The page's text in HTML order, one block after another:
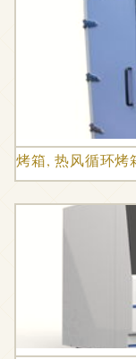
烤箱, 热风循环烤